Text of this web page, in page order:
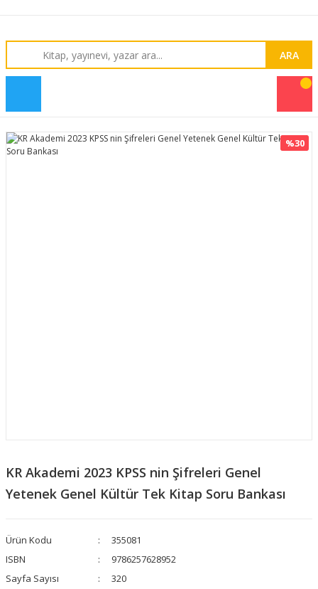
ARA
%30
KR Akademi 2023 KPSS nin Şifreleri Genel
Yetenek Genel Kültür Tek Kitap Soru Bankası
Ürün Kodu
355081
ISBN
9786257628952
Sayfa Sayısı
320